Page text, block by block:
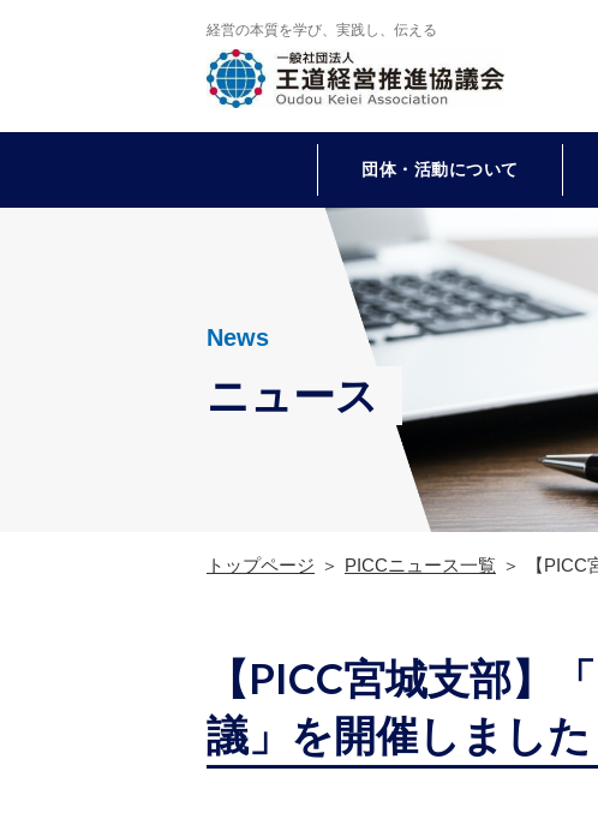
経営の本質を学び、実践し、伝える
団体・活動について
News
ニュース
トップページ PICCニュース一覧 【
【PICC宮城支部】
議」を開催しました